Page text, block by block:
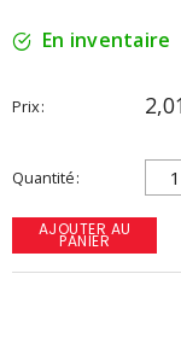
En inventaire
Prix
Quantité
AJOUTER AU
PANIER